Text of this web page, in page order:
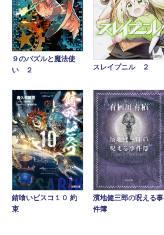
９のパズルと魔法使
い ２
スレイプニル ２
錆喰いビスコ１０ 約
束
濱地健三郎の呪える事
件簿